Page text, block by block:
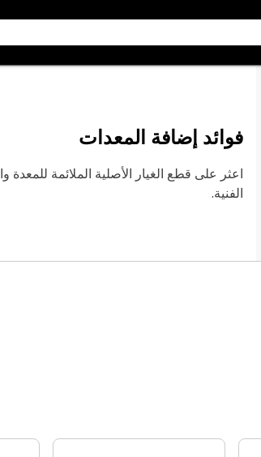
فوائد إضافة المعدات
اعثر على قطع الغيار الأصلية الملائمة
الفنية.